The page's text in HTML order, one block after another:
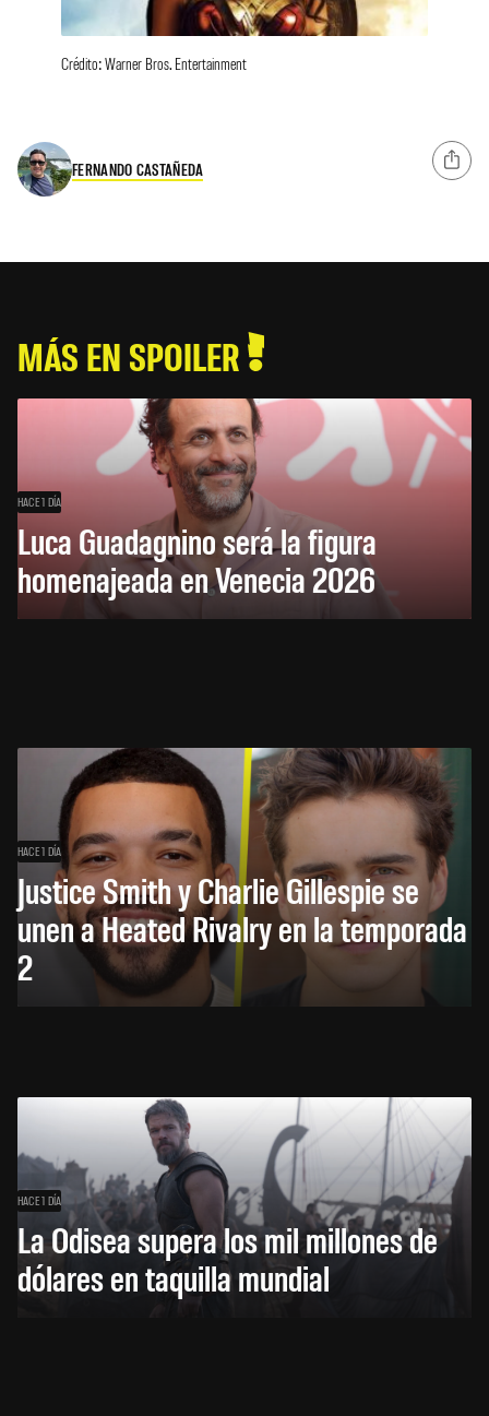
Crédito: Warner Bros. Entertainment
FERNANDO CASTAÑEDA
MÁS EN SPOILER
HACE 1 DÍA
Luca Guadagnino será la figura
homenajeada en Venecia 2026
HACE 1 DÍA
Justice Smith y Charlie Gillespie se
unen a Heated Rivalry en la temporada
2
HACE 1 DÍA
La Odisea supera los mil millones de
dólares en taquilla mundial